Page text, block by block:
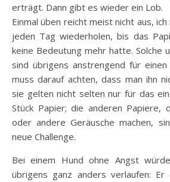
erträgt. Dann gibt es wieder ein Lob.
Einmal üben reicht meist nicht aus,
jeden Tag wiederholen, bis das
keine Bedeutung mehr hatte. Solche
sind übrigens anstrengend für einen
muss darauf achten, dass man ihn
sie gelten nicht selten nur für das
Stück Papier; die anderen Papiere,
oder andere Geräusche machen,
neue Challenge.
Bei einem Hund ohne Angst
übrigens ganz anders verlaufen: